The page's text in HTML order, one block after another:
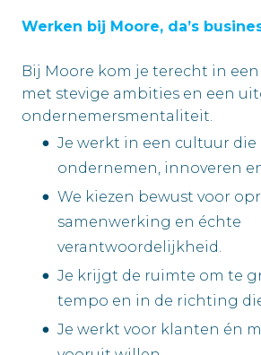
Werken bij Moore, da’s
Bij Moore kom je terecht in
met stevige ambities en een
ondernemersmentaliteit.
Je werkt in een cultuur die
ondernemen, innoveren
We kiezen bewust voor
samenwerking en échte
verantwoordelijkheid.
Je krijgt de ruimte om te
tempo en in de richting
Je werkt voor klanten én